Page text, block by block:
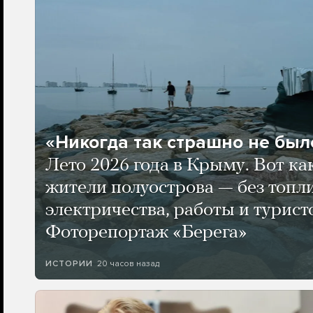
«Никогда так страшно не
Лето 2026 года в Крыму. Вот
жители полуострова — без
электричества, работы и
Фоторепортаж «Берега»
ИСТОРИИ 20 часов назад